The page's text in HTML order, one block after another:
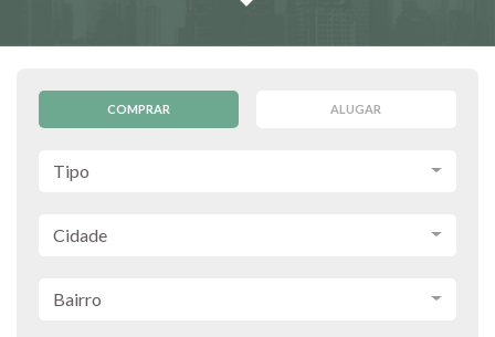
COMPRAR ALUGAR
Tipo
Cidade
Bairro